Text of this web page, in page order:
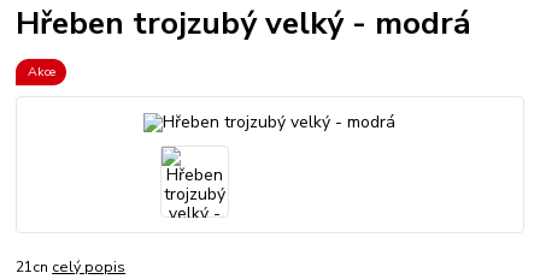
Hřeben trojzubý velký - modrá
Akce
21cn celý popis